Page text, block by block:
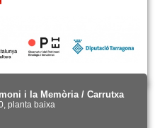
i la Memòria / Carrutxa
planta baixa